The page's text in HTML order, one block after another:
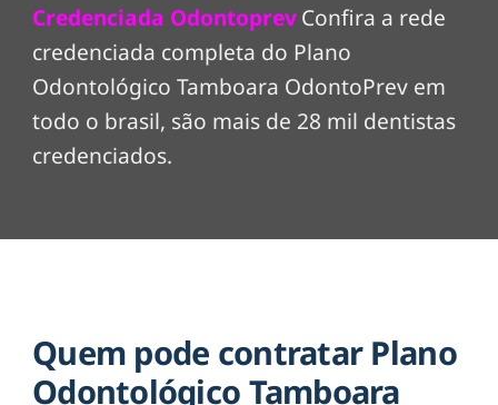
Credenciada OdontoprevConfira a rede
credenciada completa do Plano
Odontológico Tamboara OdontoPrev em
todo o brasil, são mais de 28 mil dentistas
credenciados.
Quem pode contratar Plano
Odontológico Tamboara